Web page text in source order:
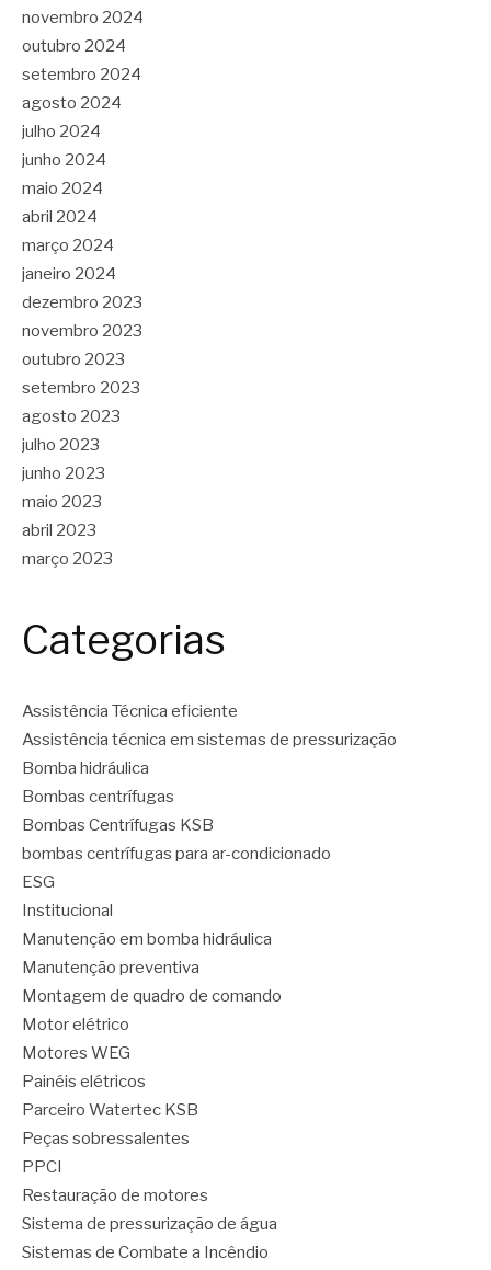
novembro 2024
outubro 2024
setembro 2024
agosto 2024
julho 2024
junho 2024
maio 2024
abril 2024
março 2024
janeiro 2024
dezembro 2023
novembro 2023
outubro 2023
setembro 2023
agosto 2023
julho 2023
junho 2023
maio 2023
abril 2023
março 2023
Categorias
Assistência Técnica eficiente
Assistência técnica em sistemas de pressurização
Bomba hidráulica
Bombas centrífugas
Bombas Centrífugas KSB
bombas centrífugas para ar-condicionado
ESG
Institucional
Manutenção em bomba hidráulica
Manutenção preventiva
Montagem de quadro de comando
Motor elétrico
Motores WEG
Painéis elétricos
Parceiro Watertec KSB
Peças sobressalentes
PPCI
Restauração de motores
Sistema de pressurização de água
Sistemas de Combate a Incêndio